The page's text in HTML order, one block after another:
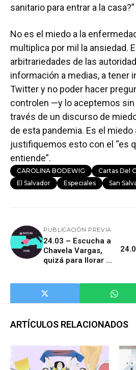
sanitario para entrar a la casa?”
No es el miedo a la
multiplica por mil la ansiedad.
arbitrariedades de las
información a medias, a tener
Twitter y no poder hacer
controlen —y lo aceptemos
través de un discurso de
de esta pandemia. Es el miedo
justifiquemos esto con el “es
entiende”.
CAROLINA BODEWIG
Cartas Del
El Salvador
Especiales San
PUBLICACIÓN PREVIA
24.03 – Escucha a
Chavela Vargas,
quizá para llorar a
ARTÍCULOS RELACIONADOS